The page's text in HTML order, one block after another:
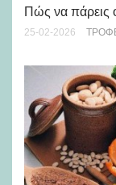
Πώς να πάρεις
25-02-2026